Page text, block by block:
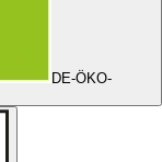
DE-ÖKO-